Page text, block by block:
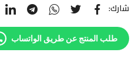
شارك:
طلب المنتج عن طريق الواتساب